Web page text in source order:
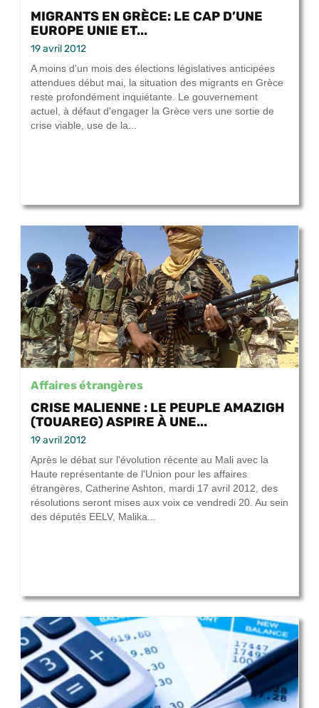
MIGRANTS EN GRÈCE: LE CAP D’UNE
EUROPE UNIE ET...
19 avril 2012
A moins d'un mois des élections législatives anticipées
attendues début mai, la situation des migrants en Grèce
reste profondément inquiétante. Le gouvernement
actuel, à défaut d'engager la Grèce vers une sortie de
crise viable, use de la...
Affaires étrangères
CRISE MALIENNE : LE PEUPLE AMAZIGH
(TOUAREG) ASPIRE À UNE...
19 avril 2012
Après le débat sur l'évolution récente au Mali avec la
Haute représentante de l'Union pour les affaires
étrangères, Catherine Ashton, mardi 17 avril 2012, des
résolutions seront mises aux voix ce vendredi 20. Au sein
des députés EELV, Malika...